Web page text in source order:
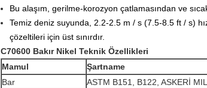
Bu alaşım, gerilme-korozyon çatlamasından ve
Temiz deniz suyunda, 2.2-2.5 m / s (7.5-8.5 ft / s)
çözeltileri için üst sınırdır.
C70600 Bakır Nikel Teknik Özellikleri
Mamul
Şartname
Bar
ASTM B151, B122, ASKERİ